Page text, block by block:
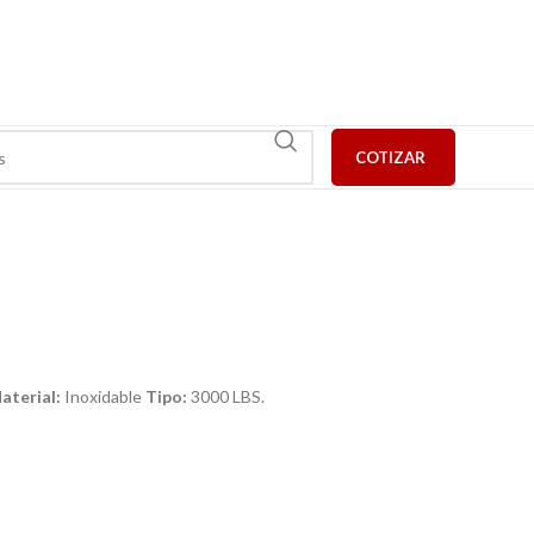
COTIZAR
Inoxidable Tipo: 3000 LBS.